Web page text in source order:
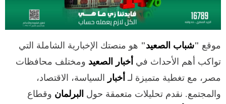
موقع "شباب الصعيد" هو منصتك الإخبارية الشاملة التي
تواكب أهم الأحداث في أخبار الصعيد ومختلف محافظات
مصر، مع تغطية متميزة لـ أخبار السياسة، الاقتصاد،
والمجتمع. نقدم تحليلات متعمقة حول البرلمان وقطاع